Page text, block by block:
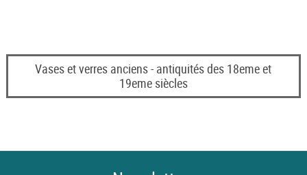
Vases et verres anciens - antiquités des 18eme et
19eme siècles